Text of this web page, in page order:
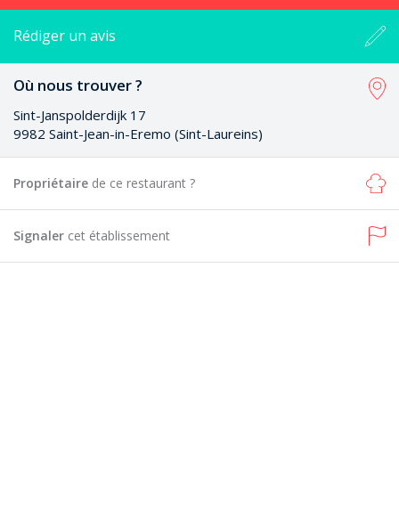
Rédiger un avis
Où nous trouver ?
Sint-Janspolderdijk 17
9982 Saint-Jean-in-Eremo (Sint-Laureins)
Propriétaire de ce restaurant ?
Signaler cet établissement